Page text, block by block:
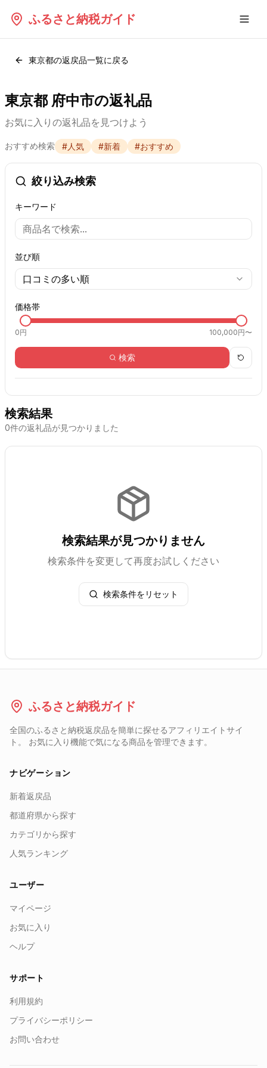
ふるさと納税ガイド
東京都の返戻品一覧に戻る
東京都 府中市の返礼品
お気に入りの返礼品を見つけよう
おすすめ検索 #人気 #新着 #おすすめ
絞り込み検索
キーワード
並び順
口コミの多い順
価格帯
0円 100,000円〜
検索
検索結果
0件の返礼品が見つかりました
検索結果が見つかりません
検索条件を変更して再度お試しください
検索条件をリセット
ふるさと納税ガイド
全国のふるさと納税返戻品を簡単に探せるアフィリエイトサイ
ト。 お気に入り機能で気になる商品を管理できます。
ナビゲーション
新着返戻品
都道府県から探す
カテゴリから探す
人気ランキング
ユーザー
マイページ
お気に入り
ヘルプ
サポート
利用規約
プライバシーポリシー
お問い合わせ